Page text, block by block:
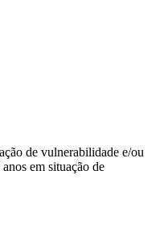
de vulnerabilidade e/ou
em situação de